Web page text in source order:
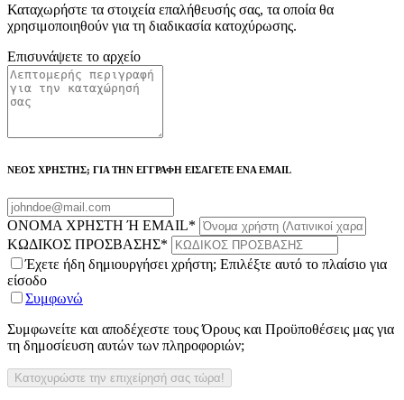
Καταχωρήστε τα στοιχεία επαλήθευσής σας, τα οποία θα
χρησιμοποιηθούν για τη διαδικασία κατοχύρωσης.
Επισυνάψετε το αρχείο
ΝΕΟΣ ΧΡΗΣΤΗΣ; ΓΙΑ ΤΗΝ ΕΓΓΡΑΦΗ ΕΙΣΑΓΕΤΕ ΕΝΑ EMAIL
ΟΝΟΜΑ ΧΡΗΣΤΗ Ή EMAIL*
ΚΩΔΙΚΟΣ ΠΡΟΣΒΑΣΗΣ*
Έχετε ήδη δημιουργήσει χρήστη; Επιλέξτε αυτό το πλαίσιο για
είσοδο
Συμφωνώ
Συμφωνείτε και αποδέχεστε τους Όρους και Προϋποθέσεις μας για
τη δημοσίευση αυτών των πληροφοριών;